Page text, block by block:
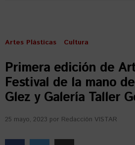
Artes Plásticas Cultura
Primera edición de
Festival de la mano
Glez y Galería Taller
25 mayo, 2023 por Redacción VISTAR